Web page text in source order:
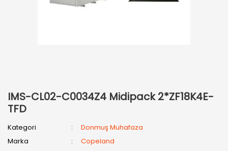
IMS-CL02-C0034Z4 Midipack 2*ZF18K4E-
TFD
Kategori
Donmuş Muhafaza
Marka
Copeland